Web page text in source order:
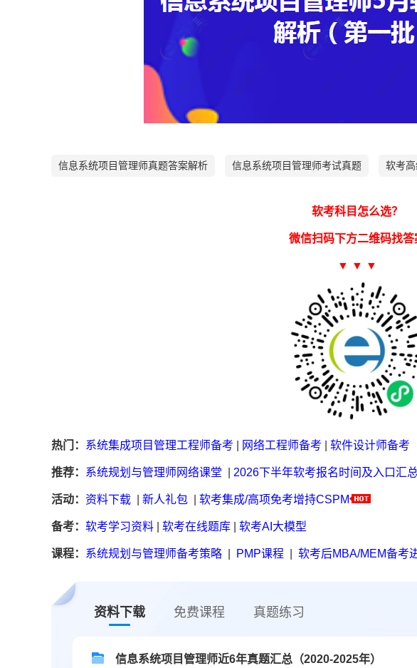
信息系统项目管理师真题答案解析 信息系统项目管理师考试真题 软考
软考科目怎么选？
微信扫码下方二维码找答
▼ ▼ ▼
热门： 系统集成项目管理工程师备考 网络工程师备考 软件设计师备考
推荐： 系统规划与管理师网络课堂 2026下半年软考报名时间及入口汇
活动： 资料下载 新人礼包 软考集成/高项免考增持CSPM
备考： 软考学习资料 软考在线题库 软考AI大模型
课程： 系统规划与管理师备考策略 PMP课程 软考后MBA/MEM备考
资料下载 免费课程 真题练习
信息系统项目管理师近6年真题汇总（2020-2025年）